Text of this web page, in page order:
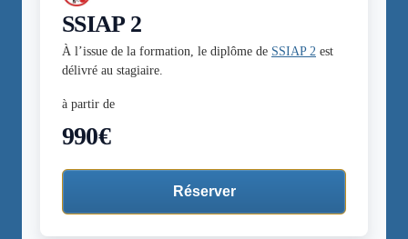
SSIAP 2
À l’issue de la formation, le diplôme de SSIAP 2 est
délivré au stagiaire.
à partir de
990€
Réserver